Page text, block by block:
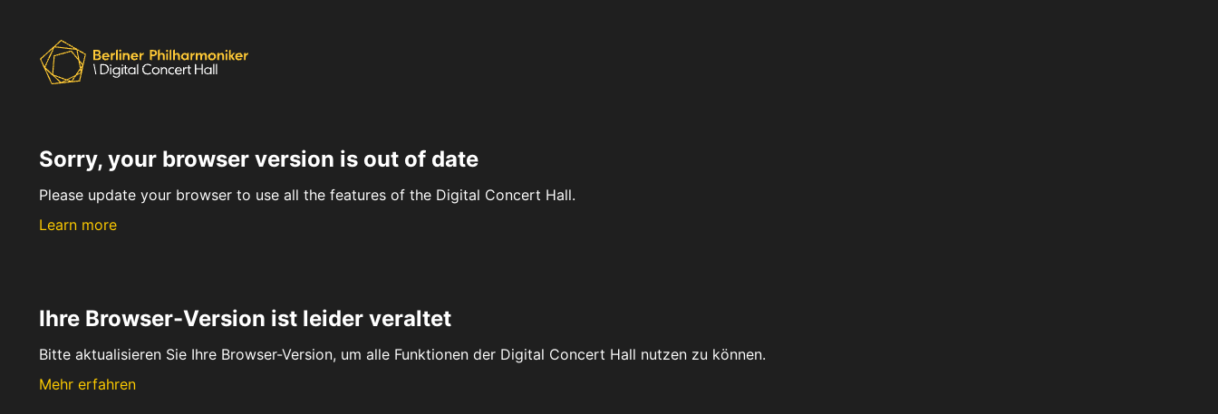
Sorry, your browser version is out of date
Please update your browser to use all the features of the Digital Concert Hall.
Learn more
Ihre Browser-Version ist leider veraltet
Bitte aktualisieren Sie Ihre Browser-Version, um alle Funktionen der Digital Concert Hall nutzen zu können.
Mehr erfahren